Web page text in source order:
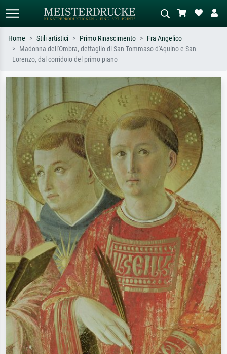
Ricerca standard
Impressionismo, onda di Hokusai,
nudo.
astratto con molto rosso, dipinto a
olio scuro, nudo in piedi vicino a un
albero.
Home Stili artistici Primo Rinascimento
Fra Angelico
Madonna dell'Ombra, dettaglio di San Tommaso d'Aquino e San
Lorenzo, dal corridoio del primo piano